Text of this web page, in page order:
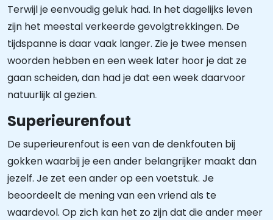
Terwijl je eenvoudig geluk had. In het dagelijks leven
zijn het meestal verkeerde gevolgtrekkingen. De
tijdspanne is daar vaak langer. Zie je twee mensen
woorden hebben en een week later hoor je dat ze
gaan scheiden, dan had je dat een week daarvoor
natuurlijk al gezien.
Superieurenfout
De superieurenfout is een van de denkfouten bij
gokken waarbij je een ander belangrijker maakt dan
jezelf. Je zet een ander op een voetstuk. Je
beoordeelt de mening van een vriend als te
waardevol. Op zich kan het zo zijn dat die ander meer